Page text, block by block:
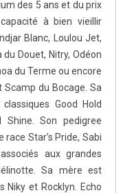
des 5 ans et du prix
à bien vieillir
Blanc, Loulou Jet,
du Douet, Nitry, Odéon
du Terme ou encore
du Bocage. Sa
Good Hold
Son pedigree
Star’s Pride, Sabi
aux grandes
Sa mère est
Niky et Rocklyn. Echo